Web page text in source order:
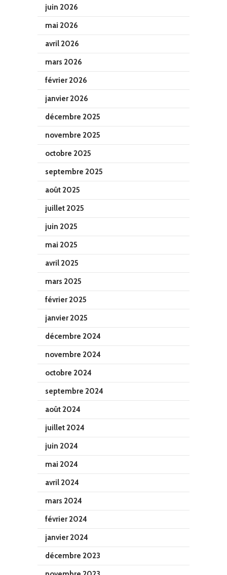
juin 2026
mai 2026
avril 2026
mars 2026
février 2026
janvier 2026
décembre 2025
novembre 2025
octobre 2025
septembre 2025
août 2025
juillet 2025
juin 2025
mai 2025
avril 2025
mars 2025
février 2025
janvier 2025
décembre 2024
novembre 2024
octobre 2024
septembre 2024
août 2024
juillet 2024
juin 2024
mai 2024
avril 2024
mars 2024
février 2024
janvier 2024
décembre 2023